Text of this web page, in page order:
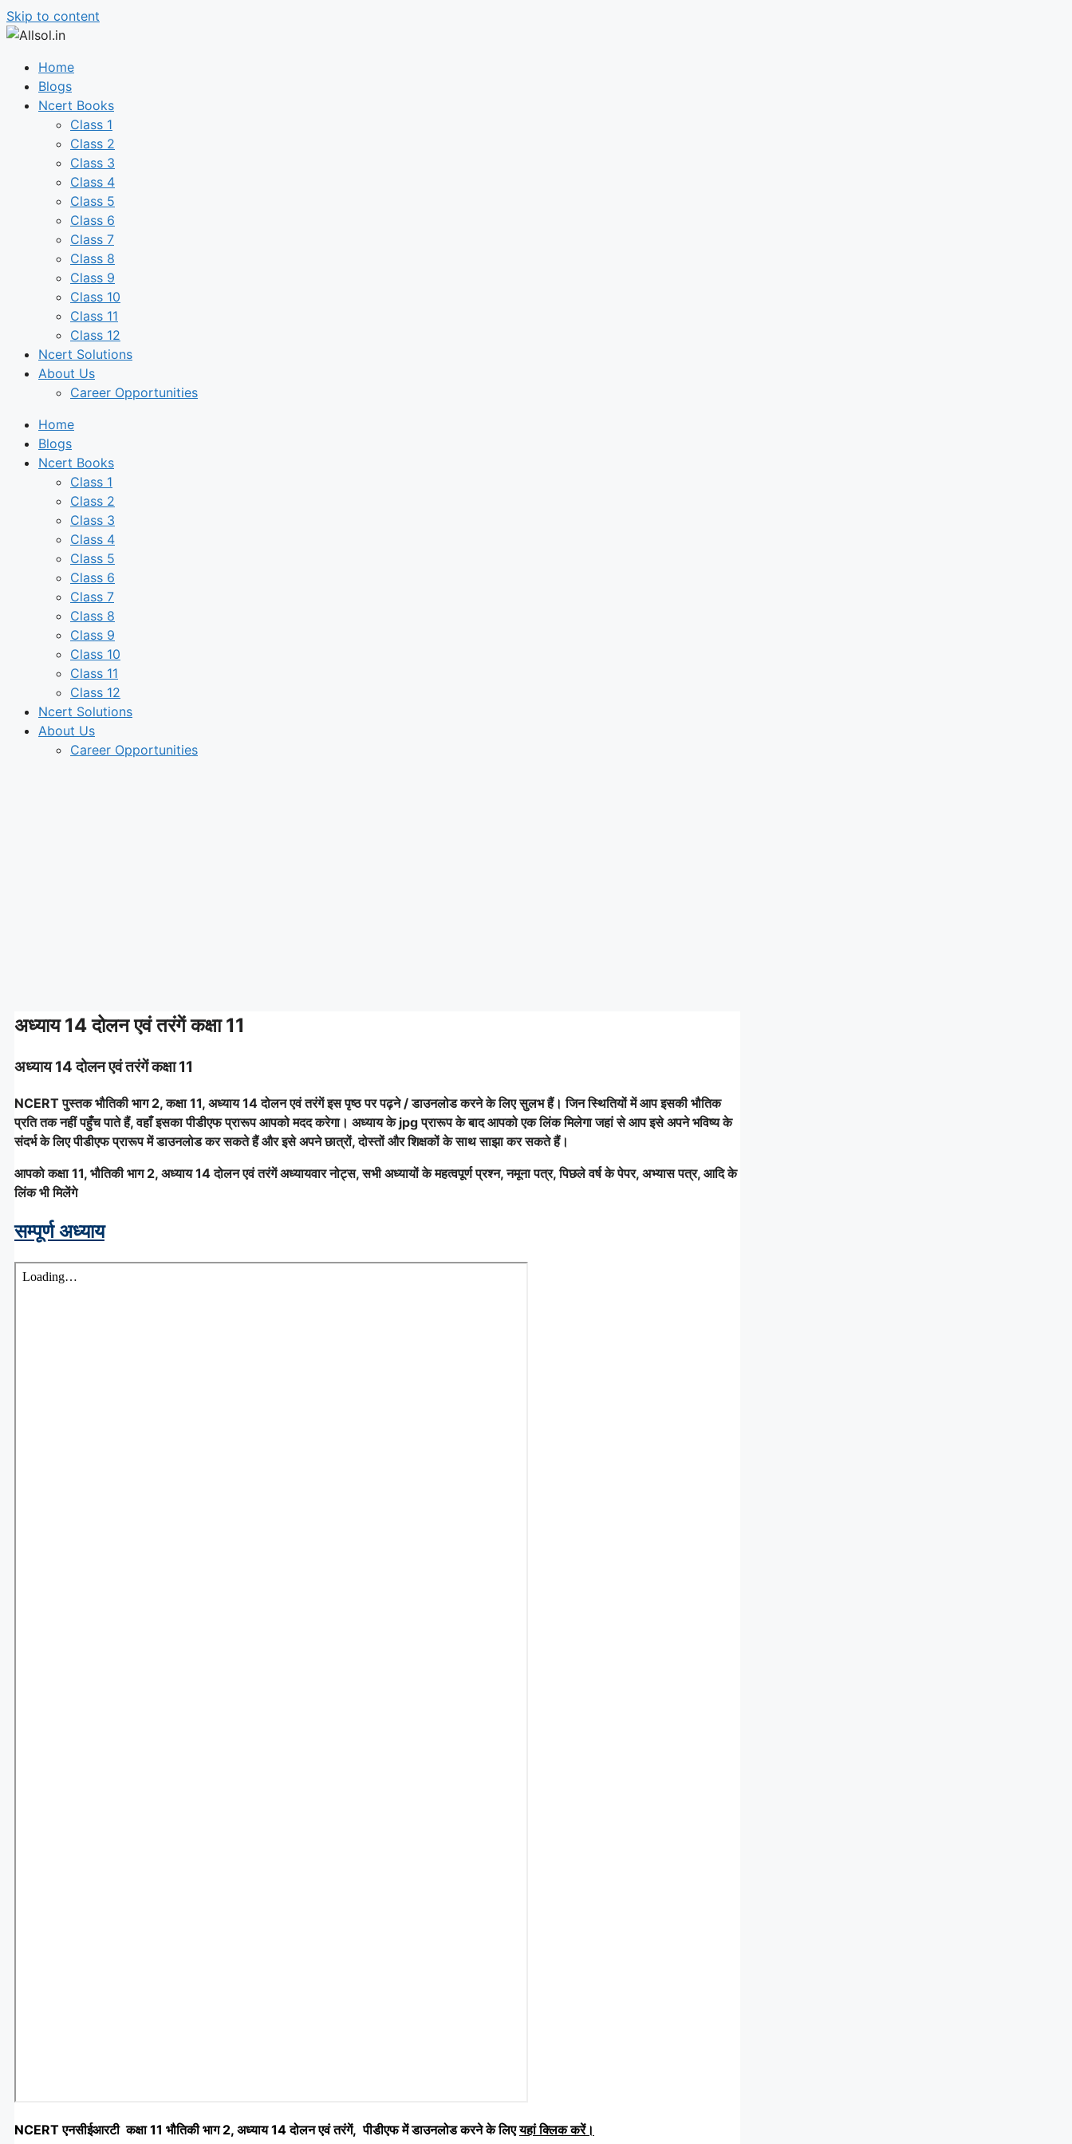
Skip to content
Home
Blogs
Ncert Books
Class 1
Class 2
Class 3
Class 4
Class 5
Class 6
Class 7
Class 8
Class 9
Class 10
Class 11
Class 12
Ncert Solutions
About Us
Career Opportunities
Home
Blogs
Ncert Books
Class 1
Class 2
Class 3
Class 4
Class 5
Class 6
Class 7
Class 8
Class 9
Class 10
Class 11
Class 12
Ncert Solutions
About Us
Career Opportunities
अध्याय 14 दोलन एवं तरंगें कक्षा 11
अध्याय 14 दोलन एवं तरंगें कक्षा 11
NCERT पुस्तक भौतिकी भाग 2, कक्षा 11, अध्याय 14 दोलन एवं तरंगें इस पृष्ठ पर पढ़ने / डाउनलोड करने के लिए सुलभ हैं। जिन स्थितियों में आप इसकी भौतिक
प्रति तक नहीं पहुँच पाते हैं, वहाँ इसका पीडीएफ प्रारूप आपको मदद करेगा। अध्याय के jpg प्रारूप के बाद आपको एक लिंक मिलेगा जहां से आप इसे अपने भविष्य के
संदर्भ के लिए पीडीएफ प्रारूप में डाउनलोड कर सकते हैं और इसे अपने छात्रों, दोस्तों और शिक्षकों के साथ साझा कर सकते हैं।
आपको कक्षा 11, भौतिकी भाग 2, अध्याय 14 दोलन एवं तरंगें अध्यायवार नोट्स, सभी अध्यायों के महत्वपूर्ण प्रश्न, नमूना पत्र, पिछले वर्ष के पेपर, अभ्यास पत्र, आदि के
लिंक भी मिलेंगे
सम्पूर्ण अध्याय
NCERT एनसीईआरटी कक्षा 11 भौतिकी भाग 2, अध्याय 14 दोलन एवं तरंगें, पीडीएफ में डाउनलोड करने के लिएयहां क्लिक करें।